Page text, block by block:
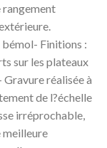
rangement
Finitions :
sur les plateaux
réalisée à
de l?échelle
irréprochable,
meilleure